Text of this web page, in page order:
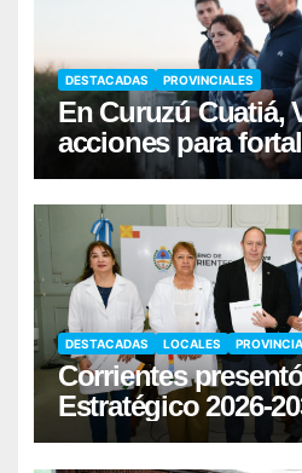
DESTACADAS PROVINCIALES
En Curuzú Cuatiá,
acciones para
infraestructura
DESTACADAS LOCALES
Corrientes
Estratégico 2026-
fortalecer la